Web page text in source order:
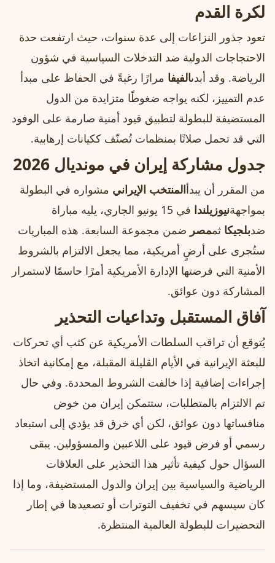
لكرة القدم
تعود جذور النزاعات إلى عدة سنوات، حيث ارتفعت حدة
الاحتجاجات الدولية ضد التدخلات السياسية في شؤون
الرياضة. وقد أبدىالفيفا مرارًا رغبةً في الحفاظ على مبدأ
عدم التمييز، لكنه يواجه ضغوطًا متزايدة من الدول
المستضيفة للبطولة لتطبيق قيود أمنية صارمة على الوفود
التي قد تحمل صلاتًا بمنظمات تُصنّف ككيانات إرهابية.
جدول مشاركة إيران في مونديال 2026
من المقرر أن يبدأالمنتخب الإيراني مشواره في البطولة
بمواجهةنيوزيلندا
في 15 يونيو الجاري، يليه مباراة
ضدبلجيكا ثممصر ضمن مجموعة السابعة. هذه المباريات
ستُجرى على أرضٍ أمريكية، مما يجعل الالتزام بالشروط
الأمنية التي فرضتها الإدارة الأمريكية أمرًا حاسمًا لاستمرار
المشاركة دون عوائق.
آفاق المستقبل وتداعيات التحذير
يُتوقع أن تراقب السلطات الأمريكية عن كثب أي تحركات
للبعثة الإيرانية في الأيام القليلة المقبلة، مع إمكانية اتخاذ
إجراءات إضافية إذا خالفت الشروط المحددة. وفي حال
تم الالتزام بالمتطلبات، ستتمكن إيران من خوض
منافساتها دون عوائق، لكن أي خرق قد يؤدي إلى استبعاد
رسمي أو فرض قيود على اللاعبين والمسؤولين. يبقى
السؤال حول كيفية تأثير هذا التحذير على العلاقات
الرياضية والسياسية بين إيران والدول المستضيفة، وما إذا
كان سيسهم في تخفيف التوترات أو تصعيدها في إطار
التحضيرات للبطولة العالمية المنتظرة.